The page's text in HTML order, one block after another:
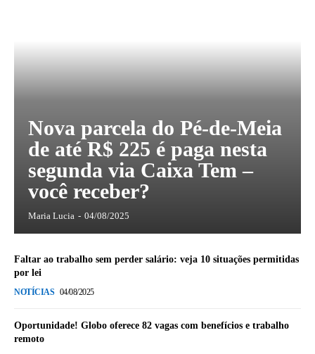
Nova parcela do Pé-de-Meia
de até R$ 225 é paga nesta
segunda via Caixa Tem –
você receber?
Maria Lucia - 04/08/2025
Faltar ao trabalho sem perder salário: veja 10 situações permitidas
por lei
NOTÍCIAS 04/08/2025
Oportunidade! Globo oferece 82 vagas com benefícios e trabalho
remoto